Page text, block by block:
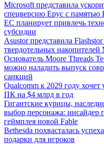
Microsoft представила
спецверсию Epyc с
ЕС планирует привлечь
субсидии
Asustor представила
твердотельных накопителей
Основатель Moore Threads
можно наладить выпуск
санкций
Qualcomm к 2029 году
ПК на $4 млрд в год
Гигантские курицы,
выбор персонажа: инсайдер
геймплея новой Fable
Bethesda похвасталась
подарки для игроков